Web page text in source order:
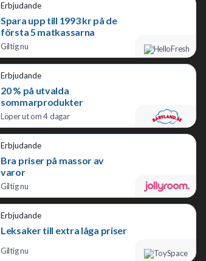
Erbjudande
Spara upp till 1993 kr på de
första 5 matkassarna
Giltig nu
Erbjudande
20 % på utvalda
sommarprodukter
Löper ut om 4 dagar
Erbjudande
Bra priser på massor av
varor
Giltig nu
Erbjudande
Leksaker till extra låga priser
Giltig nu